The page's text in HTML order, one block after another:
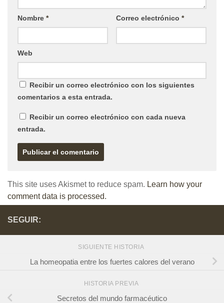
Nombre * Correo electrónico *
Web
Recibir un correo electrónico con los siguientes
comentarios a esta entrada.
Recibir un correo electrónico con cada nueva
entrada.
This site uses Akismet to reduce spam. Learn how your
comment data is processed.
SEGUIR:
SIGUIENTE HISTORIA
La homeopatia entre los fuertes calores del verano
HISTORIA PREVIA
Secretos del mundo farmacéutico